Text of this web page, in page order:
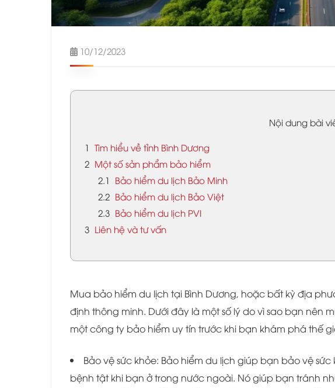
10/12/2023
Nội dung bài
1 Tìm hiểu về tỉnh Bình Dương
2 Một số sản phẩm bảo hiểm
2.1
Bảo hiểm du lịch Bảo Minh
2.2 Bảo hiểm du lịch Bảo Việt
2.3 Bảo hiểm du lịch PVI
3 Liên hệ và tư vấn
Mua bảo hiểm du lịch tại Bình Dương, hoặc bất kỳ địa
định thông minh. Dưới đây là một số lý do vì sao bạn nên
một công ty bảo hiểm uy tín trước khi bạn khám phá thế
Bảo vệ sức khỏe: Bảo hiểm du lịch giúp bạn bảo vệ
bệnh tật khi bạn ở trong nước ngoài. Nó giúp bạn tránh